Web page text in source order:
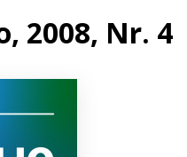
2008, Nr. 4